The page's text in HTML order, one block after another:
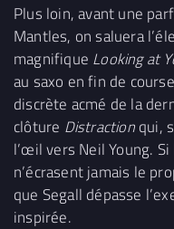
Plus loin, avant une
Mantles, on saluera
magnifique Looking at
au saxo en fin de
discrète acmé de la
clôture Distractionqui,
l’œil vers Neil Young.
n’écrasent jamais le
que Segall dépasse
inspirée.